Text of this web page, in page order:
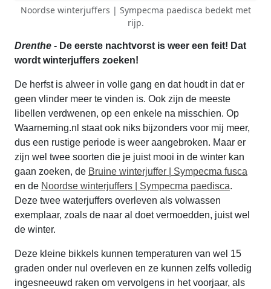
Noordse winterjuffers | Sympecma paedisca bedekt met
rijp.
Drenthe - De eerste nachtvorst is weer een feit! Dat
wordt winterjuffers zoeken!
De herfst is alweer in volle gang en dat houdt in dat er
geen vlinder meer te vinden is. Ook zijn de meeste
libellen verdwenen, op een enkele na misschien. Op
Waarneming.nl staat ook niks bijzonders voor mij meer,
dus een rustige periode is weer aangebroken. Maar er
zijn wel twee soorten die je juist mooi in de winter kan
gaan zoeken, de Bruine winterjuffer | Sympecma fusca
en de Noordse winterjuffers | Sympecma paedisca.
Deze twee waterjuffers overleven als volwassen
exemplaar, zoals de naar al doet vermoedden, juist wel
de winter.
Deze kleine bikkels kunnen temperaturen van wel 15
graden onder nul overleven en ze kunnen zelfs volledig
ingesneeuwd raken om vervolgens in het voorjaar, als